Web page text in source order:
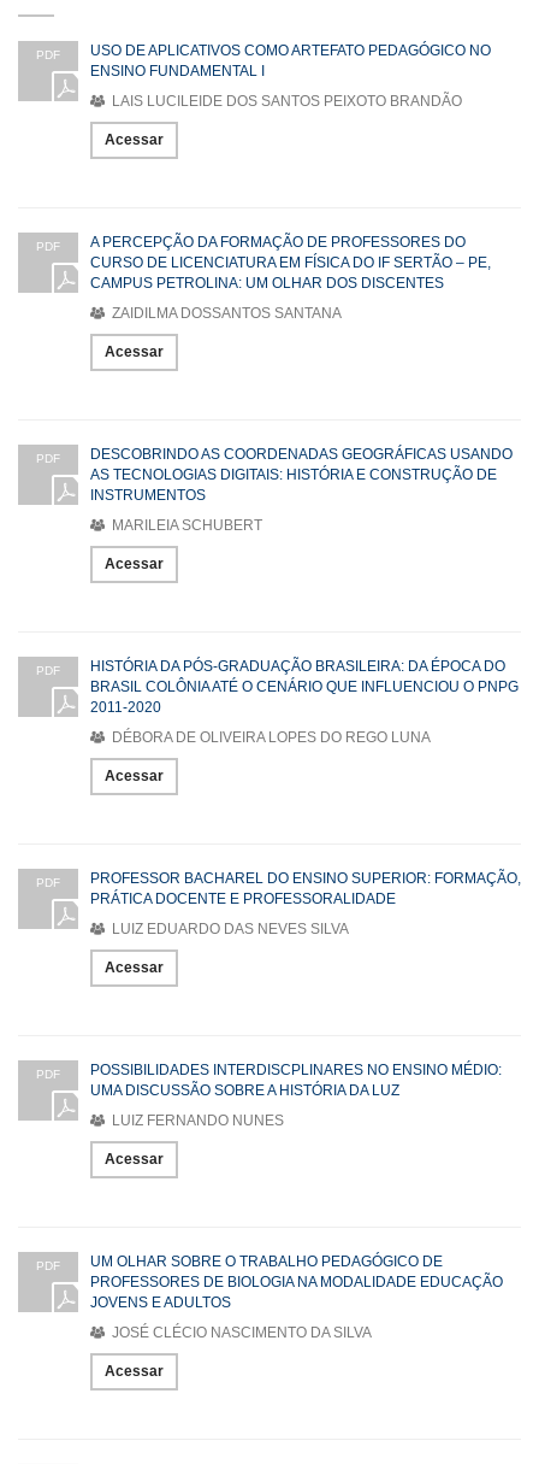
PDF
USO DE APLICATIVOS COMO ARTEFATO PEDAGÓGICO NO
ENSINO FUNDAMENTAL I
LAIS LUCILEIDE DOS SANTOS PEIXOTO BRANDÃO
Acessar
PDF
A PERCEPÇÃO DA FORMAÇÃO DE PROFESSORES DO
CURSO DE LICENCIATURA EM FÍSICA DO IF SERTÃO – PE,
CAMPUS PETROLINA: UM OLHAR DOS DISCENTES
ZAIDILMA DOSSANTOS SANTANA
Acessar
PDF
DESCOBRINDO AS COORDENADAS GEOGRÁFICAS USANDO
AS TECNOLOGIAS DIGITAIS: HISTÓRIA E CONSTRUÇÃO DE
INSTRUMENTOS
MARILEIA SCHUBERT
Acessar
PDF
HISTÓRIA DA PÓS-GRADUAÇÃO BRASILEIRA: DA ÉPOCA DO
BRASIL COLÔNIA ATÉ O CENÁRIO QUE INFLUENCIOU O PNPG
2011-2020
DÉBORA DE OLIVEIRA LOPES DO REGO LUNA
Acessar
PDF
PROFESSOR BACHAREL DO ENSINO SUPERIOR: FORMAÇÃO,
PRÁTICA DOCENTE E PROFESSORALIDADE
LUIZ EDUARDO DAS NEVES SILVA
Acessar
PDF
POSSIBILIDADES INTERDISCPLINARES NO ENSINO MÉDIO:
UMA DISCUSSÃO SOBRE A HISTÓRIA DA LUZ
LUIZ FERNANDO NUNES
Acessar
PDF
UM OLHAR SOBRE O TRABALHO PEDAGÓGICO DE
PROFESSORES DE BIOLOGIA NA MODALIDADE EDUCAÇÃO
JOVENS E ADULTOS
JOSÉ CLÉCIO NASCIMENTO DA SILVA
Acessar